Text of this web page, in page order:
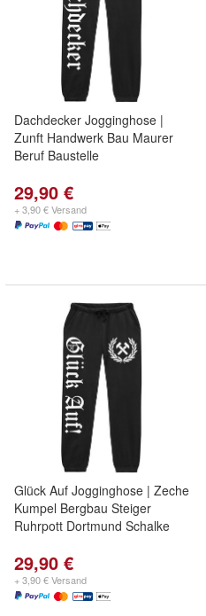
Dachdecker Jogginghose |
Zunft Handwerk Bau Maurer
Beruf Baustelle
29,90 €
+ 3,90 € Versand
Glück Auf Jogginghose | Zeche
Kumpel Bergbau Steiger
Ruhrpott Dortmund Schalke
29,90 €
+ 3,90 € Versand